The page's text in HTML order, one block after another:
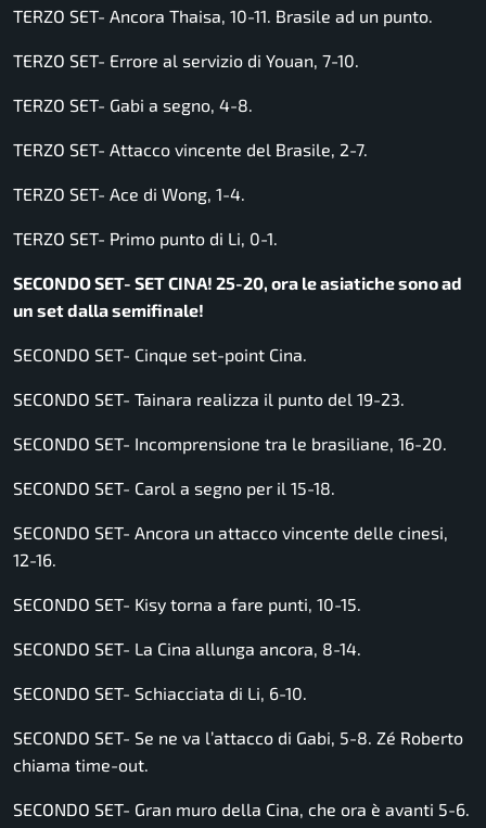
TERZO SET- Ancora Thaisa, 10-11. Brasile ad un punto.
TERZO SET- Errore al servizio di Youan, 7-10.
TERZO SET- Gabi a segno, 4-8.
TERZO SET- Attacco vincente del Brasile, 2-7.
TERZO SET- Ace di Wong, 1-4.
TERZO SET- Primo punto di Li, 0-1.
SECONDO SET- SET CINA! 25-20, ora le asiatiche sono ad
un set dalla semifinale!
SECONDO SET- Cinque set-point Cina.
SECONDO SET- Tainara realizza il punto del 19-23.
SECONDO SET- Incomprensione tra le brasiliane, 16-20.
SECONDO SET- Carol a segno per il 15-18.
SECONDO SET- Ancora un attacco vincente delle cinesi,
12-16.
SECONDO SET- Kisy torna a fare punti, 10-15.
SECONDO SET- La Cina allunga ancora, 8-14.
SECONDO SET- Schiacciata di Li, 6-10.
SECONDO SET- Se ne va l’attacco di Gabi, 5-8. Zé Roberto
chiama time-out.
SECONDO SET- Gran muro della Cina, che ora è avanti 5-6.